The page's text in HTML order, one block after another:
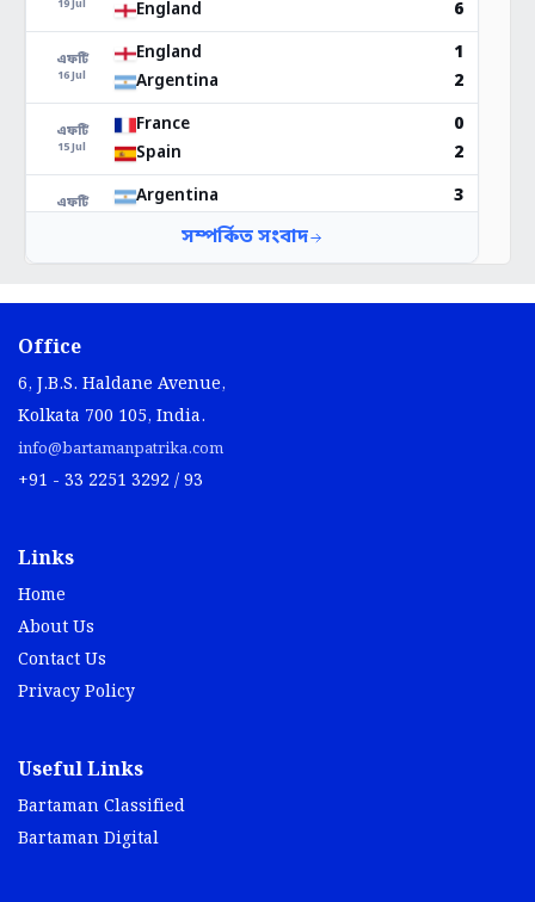
Office
6, J.B.S. Haldane Avenue,
Kolkata 700 105, India.
info@bartamanpatrika.com
+91 - 33 2251 3292 / 93
Links
Home
About Us
Contact Us
Privacy Policy
Useful Links
Bartaman Classified
Bartaman Digital